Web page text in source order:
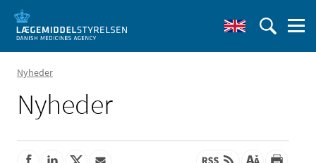
Nyheder
Nyheder